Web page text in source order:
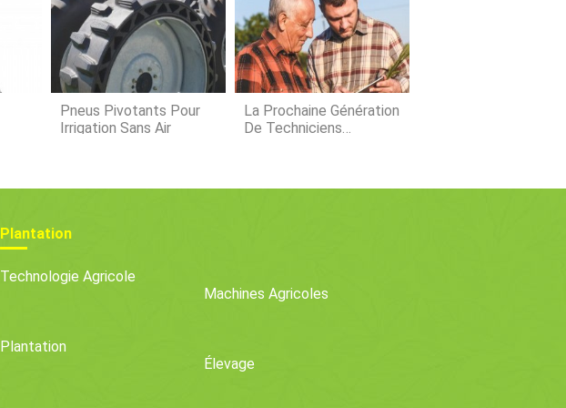
patrimoniale que vous voudrez peut-être
essayer est le basilic Serata ( Ocimum
basilicum « Sérata »). Lisez la suite pour de
nombreus
Pneus Pivotants Pour
Irrigation Sans Air
La Prochaine Génération
De Techniciens
Plantation
Technologie Agricole
Machines Agricoles
Plantation
Élevage